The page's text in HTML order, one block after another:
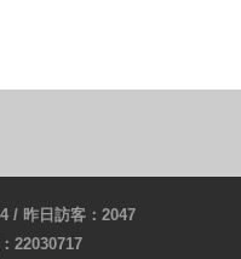
/ 昨日訪客：2047
22030717